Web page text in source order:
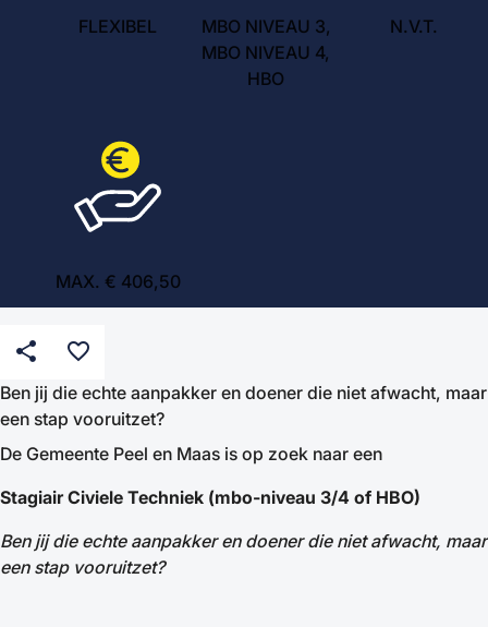
FLEXIBEL
MBO NIVEAU 3,
MBO NIVEAU 4,
HBO
N.V.T.
MAX. € 406,50
share favorite_border
Ben jij die echte aanpakker en doener die niet afwacht, maar
een stap vooruitzet?
De Gemeente Peel en Maas is op zoek naar een
Stagiair Civiele Techniek (mbo-niveau 3/4 of HBO)
Ben jij die echte aanpakker en doener die niet afwacht, maar
een stap vooruitzet?